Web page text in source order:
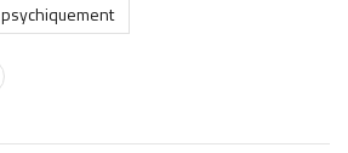
psychiquement